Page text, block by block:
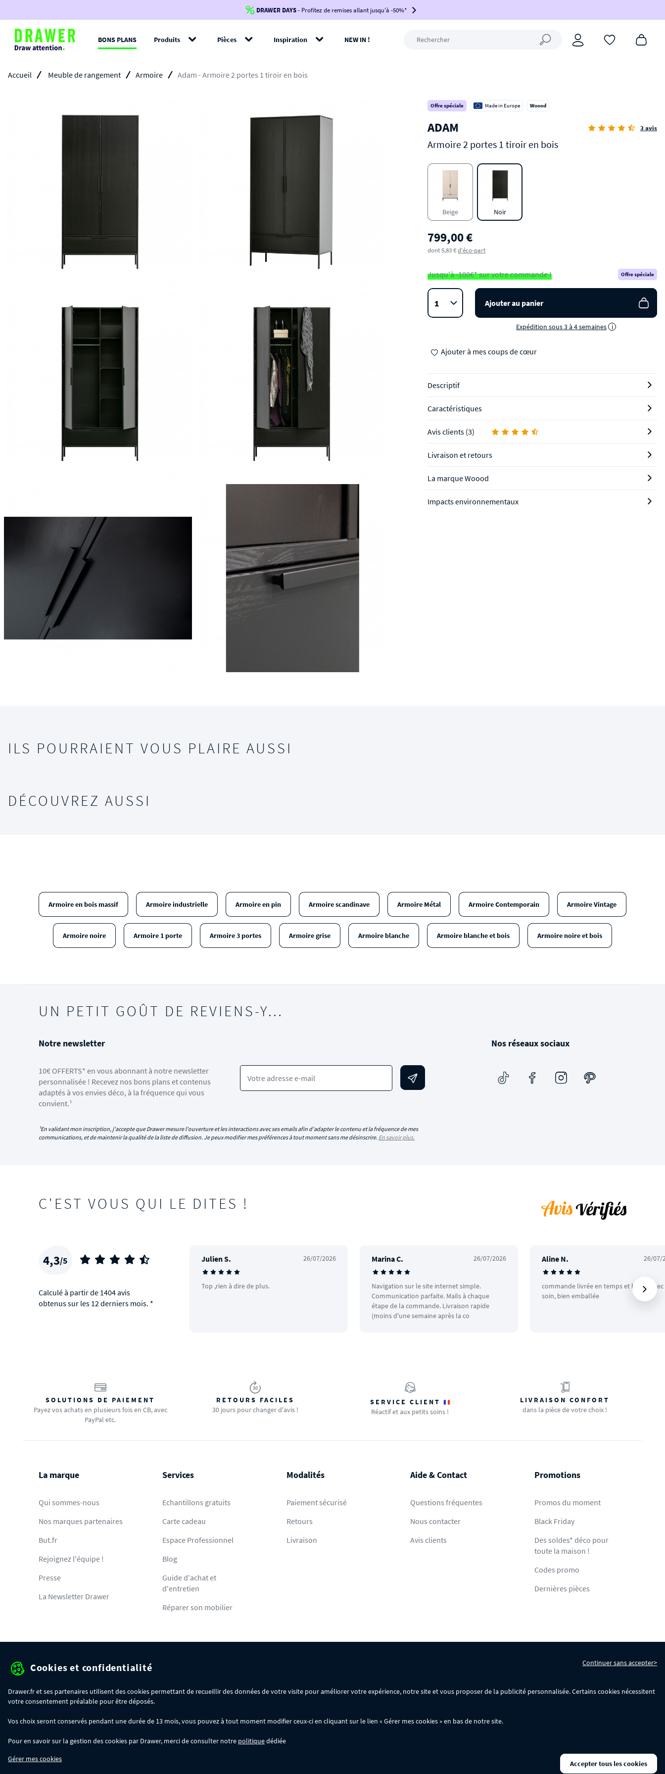
Jusqu'à-100€*sur votre commande !
BIKINI100
-voir conditions en bas de page-
DRAWER DAYS- Profitez de remises allant jusqu'à -50%*
BONS PLANS Produits Pièces Inspiration NEW IN !
Accueil Meuble de rangement Armoire Adam - Armoire 2 portes 1 tiroir en bois
Offre spéciale Made in Europe Woood
ADAM
Armoire 2 portes 1 tiroir en bois
3 avis
Beige Noir
799,00 €
dont 5,83 €d'éco-part
Jusqu'à -100€* sur votre commande ! Offre spéciale
Ajouter au panier
Expédition sous 3 à 4 semaines i
Ajouter à mes coups de cœur
Descriptif
Caractéristiques
Avis clients (3)
Livraison et retours
La marque Woood
Impacts environnementaux
ILS POURRAIENT VOUS PLAIRE AUSSI
DÉCOUVREZ AUSSI
Armoire en bois massif Armoire industrielle Armoire en pin Armoire scandinave Armoire Métal Armoire Contemporain Armoire Vintage
Armoire noire Armoire 1 porte Armoire 3 portes Armoire grise Armoire blanche Armoire blanche et bois Armoire noire et bois
UN PETIT GOÛT DE REVIENS-Y…
Notre newsletter
10€ OFFERTS* en vous abonnant à notre newsletter
personnalisée ! Recevez nos bons plans et contenus
adaptés à vos envies déco, à la fréquence qui vous
convient.¹
Votre adresse e-mail
¹En validant mon inscription, j'accepte que Drawer mesure l'ouverture et les interactions avec ses emails afin d'adapter le contenu et la fréquence de mes
communications, et de maintenir la qualité de la liste de diffusion. Je peux modifier mes préférences à tout moment sans me désinscrire. En savoir plus.
Nos réseaux sociaux
C'EST VOUS QUI LE DITES !
4,3/5
Calculé à partir de 1404 avis
obtenus sur les 12 derniers mois. *
Julien S. 26/07/2026
Top ,rien à dire de plus.
Marina C. 26/07/2026
Navigation sur le site internet simple.
Communication parfaite. Mails à chaque
étape de la commande. Livraison rapide
(moins d'une semaine après la co
Aline N. 26/07/
commande livrée en temps et heure avec
soin, bien emballée
SOLUTIONS DE PAIEMENT
Payez vos achats en plusieurs fois en CB, avec
PayPal etc.
RETOURS FACILES
30 jours pour changer d'avis !
SERVICE CLIENT
Réactif et aux petits soins !
LIVRAISON CONFORT
dans la pièce de votre choix !
La marque
Qui sommes-nous
Nos marques partenaires
But.fr
Rejoignez l'équipe !
Presse
La Newsletter Drawer
Services
Echantillons gratuits
Carte cadeau
Espace Professionnel
Blog
Guide d'achat et
d'entretien
Réparer son mobilier
Modalités
Paiement sécurisé
Retours
Livraison
Aide & Contact
Questions fréquentes
Nous contacter
Avis clients
Promotions
Promos du moment
Black Friday
Des soldes* déco pour
toute la maison !
Codes promo
Dernières pièces
Protection des données personnelles
- 30€ sur votre commande dès 300€ d'achat, avec le code BIKINI30
- 100€ sur votre commande dès 1200€ d'achat, avec le code BIKINI100
du code adéquat.
Cookies et confidentialité Continuer sans accepter>
Drawer.fr et ses partenaires utilisent des cookies permettant de recueillir des données de votre visite pour améliorer votre expérience, notre site et vous proposer de la publicité personnalisée. Certains cookies nécessitent
votre consentement préalable pour être déposés.
Vos choix seront conservés pendant une durée de 13 mois, vous pouvez à tout moment modifier ceux-ci en cliquant sur le lien « Gérer mes cookies » en bas de notre site.
Pour en savoir sur la gestion des cookies par Drawer, merci de consulter notre politiquedédiée
Gérer mes cookies
Accepter tous les cookies